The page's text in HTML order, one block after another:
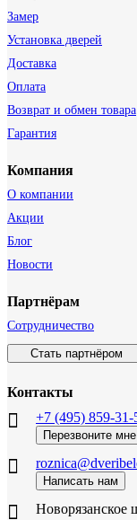
Замер
Установка дверей
Доставка
Оплата
Возврат и обмен товара
Гарантия
Компания
О компании
Акции
Блог
Новости
Партнёрам
Сотрудничество
Стать партнёром
Контакты
+7 (495) 859-31-
Перезвоните мне
Написать нам
Новорязанское